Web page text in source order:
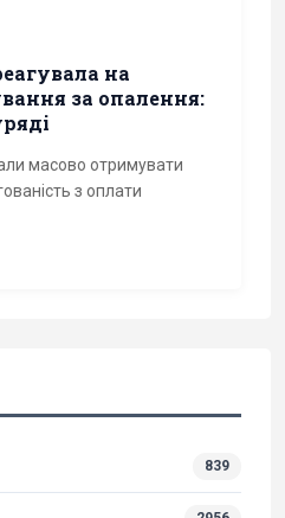
на
за опалення:
масово отримувати
з оплати
839